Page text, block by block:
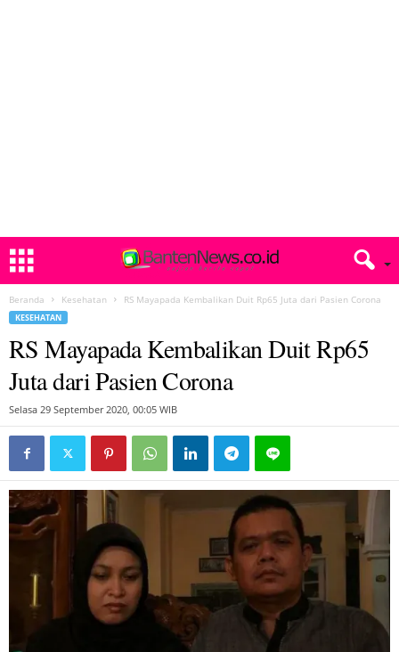
Beranda Kesehatan RS Mayapada Kembalikan Duit Rp65 Juta dari Pasien Corona
KESEHATAN
RS Mayapada Kembalikan Duit Rp65
Juta dari Pasien Corona
Selasa 29 September 2020, 00:05 WIB